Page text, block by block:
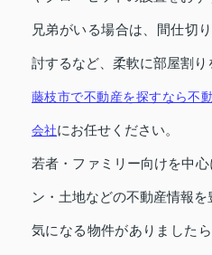
兄弟がいる場合は、間仕切
討するなど、柔軟に部屋割り
藤枝市で不動産を探すなら不
会社にお任せください。
若者・ファミリー向けを中
ン・土地などの不動産情報を
気になる物件がありました